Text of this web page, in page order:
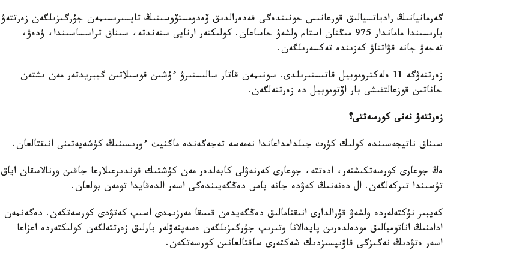
گەرمانيانىڭ رادياتسيالىق قورعانىس جونىندەگى فەدەرالدىق ۆەدومستۆوسىنىڭ تاپسىرىسىمەن جۇرگىزىلگەن زەرتتەۋ
بارىسىندا ماماندار 975 مىڭنان استام ولشەۋ جاساعان. كولىكتەر ارنايى ستەندتە، سىناق تراسساسىندا، ۇدەۋ،
تەجەۋ جانە قۋاتتاۋ كەزىندە تەكسەرىلگەن.
زەرتتەۋگە 11 ەلەكتروموبيل قاتىستىرىلدى. سونىمەن قاتار سالىستىرۋ ءۇشىن قوسىلاتىن گيبريدتەر مەن ىشتەن
جاناتىن قوزعالتقىشى بار اۆتوموبيل دە زەرتتەلگەن.
زەرتتەۋ نەنى كورسەتتى؟
سىناق ناتيجەسىندە كولىك كۇرت جىلدامداعاندا نەمەسە تەجەگەندە ماگنيت ءورىسىنىڭ كۇشەيەتىنى انىقتالعان.
ەڭ جوعارى كورسەتكىشتەر، ادەتتە، جوعارى كەرنەۋلى كابەلدەر مەن كۇشتىك قوندىرعىلارعا جاقىن ورنالاسقان اياق
تۇسىندا تىركەلگەن. ال دەنەنىڭ كەۋدە جانە باس دەڭگەيىندەگى اسەر الدەقايدا تومەن بولعان.
كەيبىر نۇكتەلەردە ولشەۋ قۇرالدارى انىقتامالىق دەڭگەيدەن قىسقا مەرزىمدى اسىپ كەتۋدى كورسەتكەن. دەگەنمەن
ادامنىڭ اناتوميالىق مودەلدەرىن پايدالانا وتىرىپ جۇرگىزىلگەن ەسەپتەۋلەر بارلىق زەرتتەلگەن كولىكتەردە اعزاعا
اسەر ەتۋدىڭ نەگىزگى قاۋىپسىزدىك شەكتەرى ساقتالعانىن كورسەتكەن.